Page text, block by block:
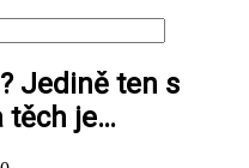
Jedině ten s
těch je…